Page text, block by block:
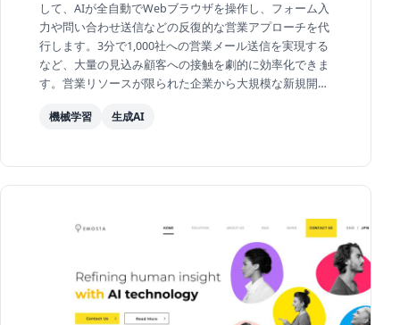
して、AIが全自動でWebブラウザを操作し、フォーム入
力や問い合わせ送信などの反復的な営業アプローチを代
行します。3分で1,000社への営業メール送信を実現する
など、大量の見込み顧客への接触を劇的に効率化できま
す。営業リソースが限られた企業から大規模な新規開拓
機械学習
生成AI